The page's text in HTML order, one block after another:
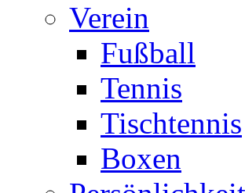
Verein
Fußball
Tennis
Tischtennis
Boxen